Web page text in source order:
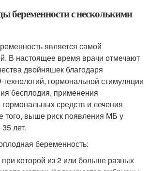
беременности с несколькими
является самой
В настоящее время врачи отмечают
двойняшек благодаря
гормональной стимуляции
бесплодия, применения
средств и лечения
того, выше риск появления МБ у
лет.
беременность:
которой из 2 или больше разных